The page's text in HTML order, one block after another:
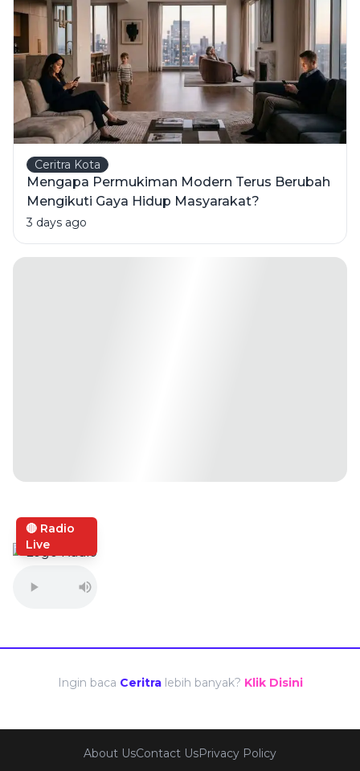
Cinta
Ceritra Kota
Mengapa Permukiman Modern Terus Berubah
Mengikuti Gaya Hidup Masyarakat?
3 days ago
🔴 Radio
Live
Ingin baca Ceritra lebih banyak? Klik Disini
About UsContact UsPrivacy Policy